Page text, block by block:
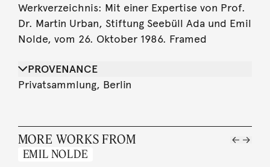
Werkverzeichnis: Mit einer Expertise von Prof.
Dr. Martin Urban, Stiftung Seebüll Ada und Emil
Nolde, vom 26. Oktober 1986. Framed
PROVENANCE
Privatsammlung, Berlin
MORE WORKS FROM
EMIL NOLDE